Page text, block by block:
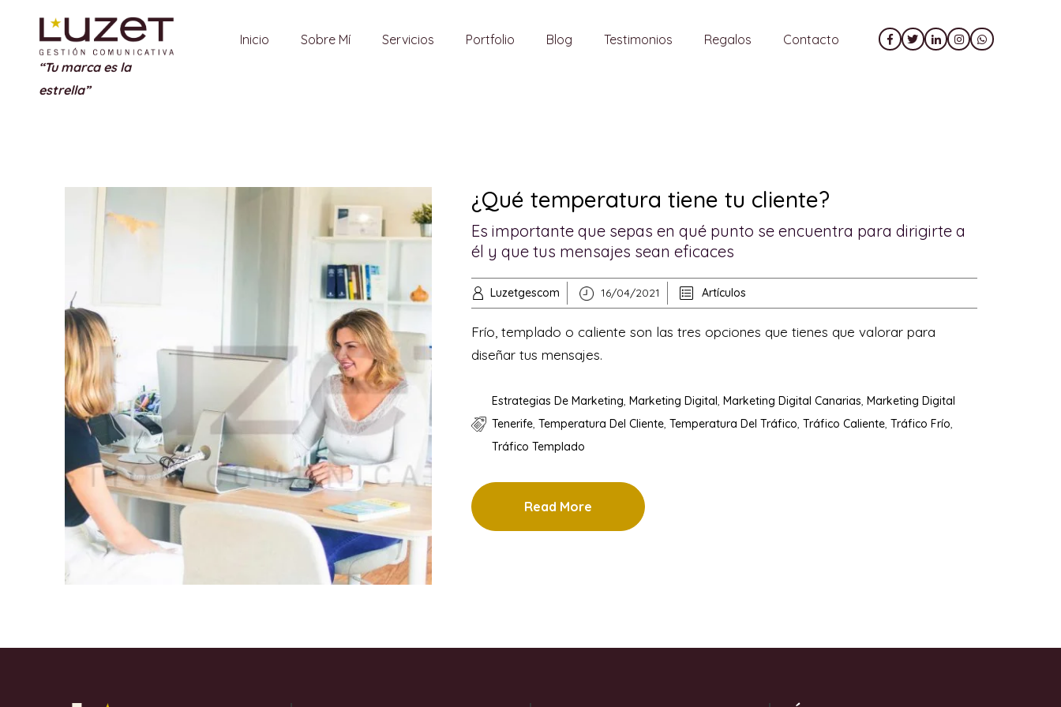
“Tu marca es la
estrella”
Inicio Sobre Mí Servicios Portfolio Blog Testimonios Regalos Contacto
¿Qué temperatura tiene tu cliente?
Es importante que sepas en qué punto se encuentra para dirigirte a
él y que tus mensajes sean eficaces
Luzetgescom 16/04/2021 Artículos
Frío, templado o caliente son las tres opciones que tienes que valorar para
diseñar tus mensajes.
Estrategias De Marketing, Marketing Digital, Marketing Digital Canarias, Marketing Digital
Tenerife, Temperatura Del Cliente, Temperatura Del Tráfico, Tráfico Caliente, Tráfico Frío,
Tráfico Templado
Read More